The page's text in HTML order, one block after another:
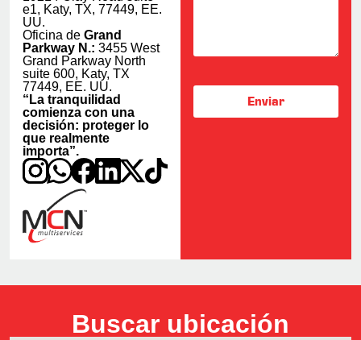
e1, Katy, TX, 77449, EE.
UU.
Oficina de Grand
Parkway N.: 3455 West
Grand Parkway North
suite 600, Katy, TX
77449, EE. UU.
“La tranquilidad
comienza con una
decisión: proteger lo
que realmente
importa”.
Enviar
Buscar ubicación